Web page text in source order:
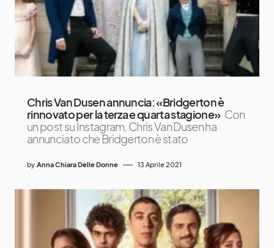
Chris Van Dusen annuncia: «Bridgerton è
rinnovato per la terza e quarta stagione» Con
un post su Instagram, Chris Van Dusen ha
annunciato che Bridgerton è stato
by Anna Chiara Delle Donne 13 Aprile 2021